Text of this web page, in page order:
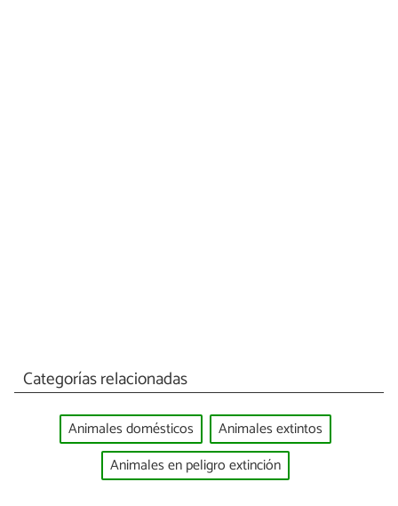
Categorías relacionadas
Animales domésticos
Animales extintos
Animales en peligro extinción